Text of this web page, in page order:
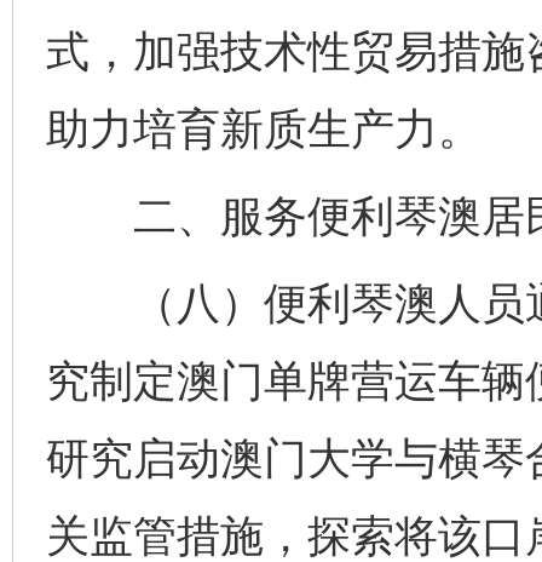
式，加强技术性贸易措
助力培育新质生产力。
二、服务便利琴澳居
（八）便利琴澳人员
究制定澳门单牌营运车
研究启动澳门大学与横
关监管措施，探索将该